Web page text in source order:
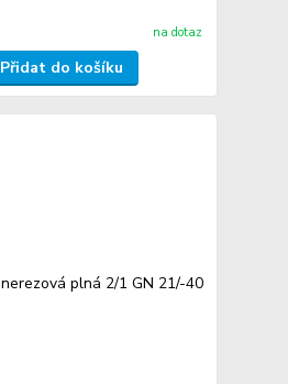
na dotaz
Přidat do košíku